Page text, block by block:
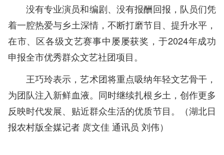
没有专业演员和编剧、没有报酬回报，队员们凭
着一腔热爱与乡土深情，不断打磨节目、提升水平，
在市、区各级文艺赛事中屡屡获奖，于2024年成功
申报全市优秀群众文艺社团项目。
王巧玲表示，艺术团将重点吸纳年轻文艺骨干，
为团队注入新鲜血液。同时继续扎根乡土，创作更多
反映时代发展、贴近群众生活的优质节目。（湖北日
报农村版全媒记者 庹文佳 通讯员 刘伟）